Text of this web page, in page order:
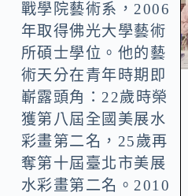
戰學院藝術系，2006
年取得佛光大學藝術
所碩士學位。他的藝
術天分在青年時期即
嶄露頭角：22歲時榮
獲第八屆全國美展水
彩畫第二名，25歲再
奪第十屆臺北市美展
水彩畫第二名。2010